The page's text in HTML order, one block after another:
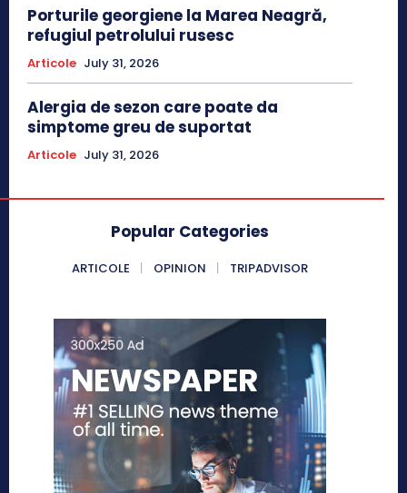
Porturile georgiene la Marea Neagră,
refugiul petrolului rusesc
Articole July 31, 2026
Alergia de sezon care poate da
simptome greu de suportat
Articole July 31, 2026
Popular Categories
ARTICOLE OPINION TRIPADVISOR